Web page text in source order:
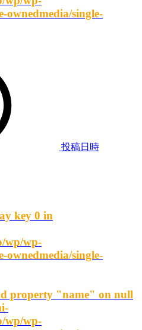
ownedmedia/single-
投稿日時
key 0 in
wp/wp-
ownedmedia/single-
property "name" on null
wp/wp-